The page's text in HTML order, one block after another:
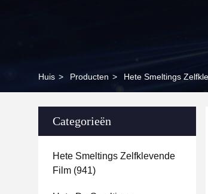
Huis > Producten > Hete Smeltings
Categorieën
Hete Smeltings Zelfklevende
Film (941)